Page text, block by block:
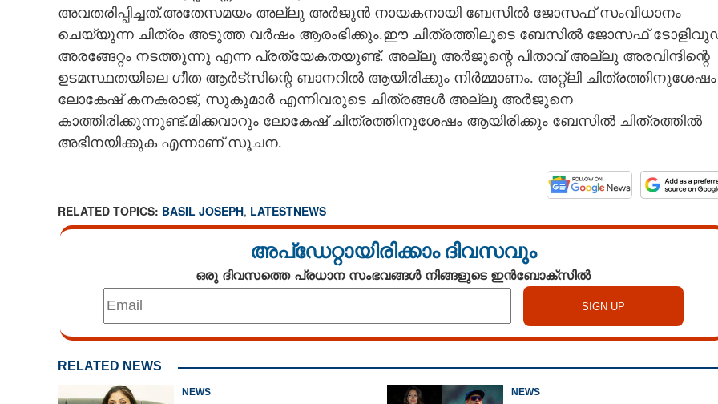
അവതരിപ്പിച്ചത്.അതേസമയം അല്ലു അർജുൻ നായകനായി ബേസിൽ ജോസഫ് സംവിധാനം
ചെയ്യുന്ന ചിത്രം അടുത്ത വർഷം ആരംഭിക്കും.ഈ ചിത്രത്തിലൂടെ ബേസിൽ ജോസഫ്
അരങ്ങേറ്റം നടത്തുന്നു എന്ന പ്രത്യേകതയുണ്ട്. അല്ലു അർജുന്റെ പിതാവ് അല്ലു അരവിന്ദിന്റെ
ഉടമസ്ഥതയിലെ ഗീത ആർട്സിന്റെ ബാനറിൽ ആയിരിക്കും നിർമ്മാണം. അറ്റ്ലി ചിത്രത്തിനുശേഷം
ലോകേഷ് കനകരാജ്, സുകുമാർ എന്നിവരുടെ ചിത്രങ്ങൾ അല്ലു അർജുനെ
കാത്തിരിക്കുന്നുണ്ട്.മിക്കവാറും ലോകേഷ് ചിത്രത്തിനുശേഷം ആയിരിക്കും ബേസിൽ ചിത്രത്തിൽ
അഭിനയിക്കുക എന്നാണ് സൂചന.
RELATED TOPICS: BASIL JOSEPH, LATESTNEWS
അപ്ഡേറ്റായിരിക്കാം ദിവസവും
ഒരു ദിവസത്തെ പ്രധാന സംഭവങ്ങൾ നിങ്ങളുടെ ഇൻബോക്സിൽ
RELATED NEWS
NEWS NEWS
Share this link